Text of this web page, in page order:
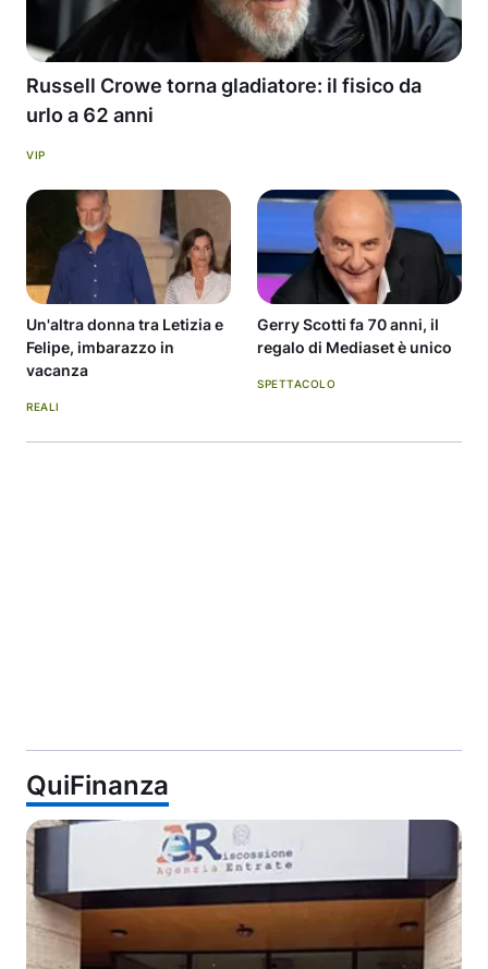
Russell Crowe torna gladiatore: il fisico da
urlo a 62 anni
VIP
Un'altra donna tra Letizia e
Felipe, imbarazzo in
vacanza
REALI
Gerry Scotti fa 70 anni, il
regalo di Mediaset è unico
SPETTACOLO
QuiFinanza